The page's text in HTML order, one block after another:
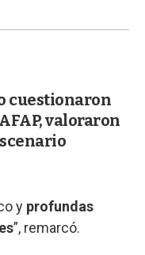
cuestionaron
valoraron
y profundas
”, remarcó.